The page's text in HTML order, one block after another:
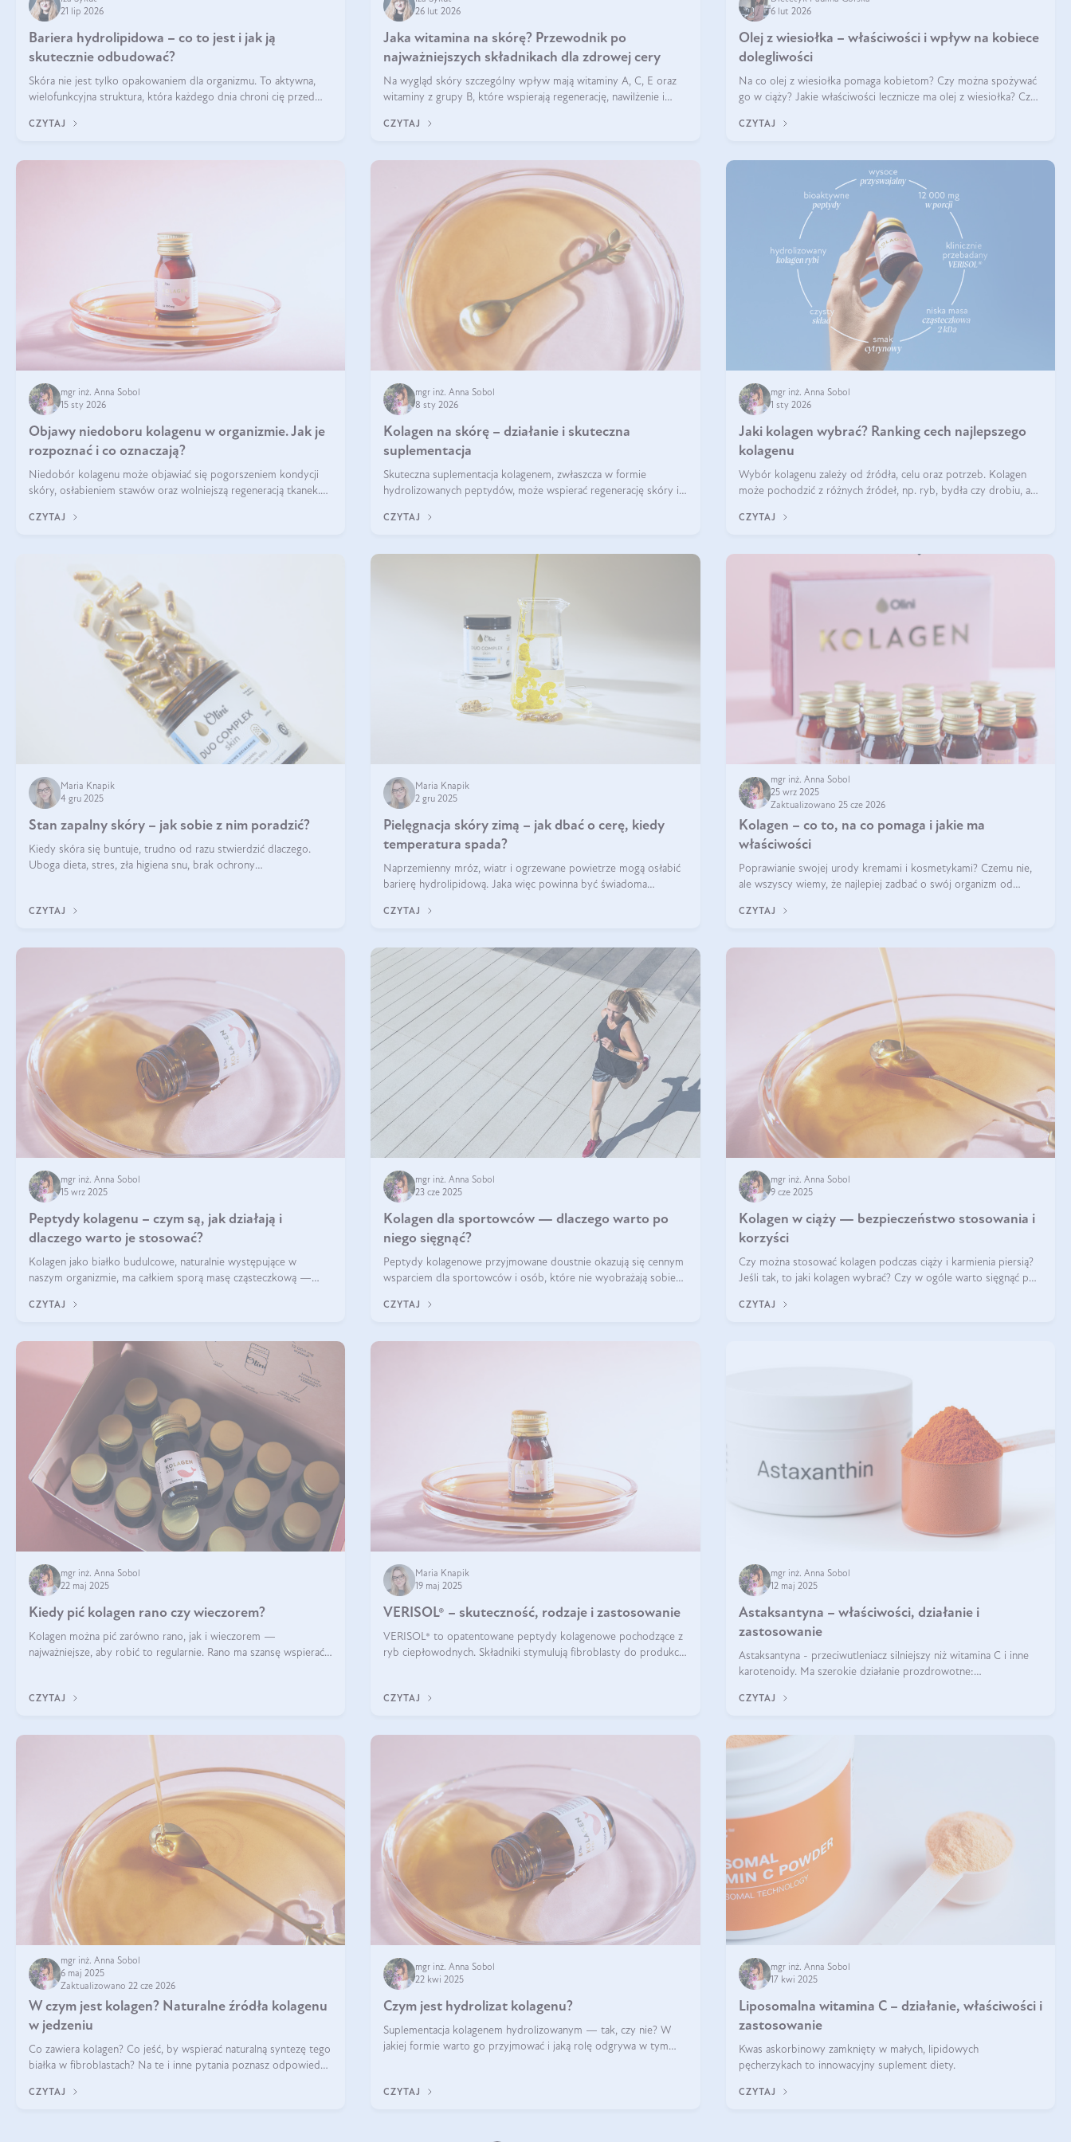
21 lip 2026
Bariera hydrolipidowa – co to jest i jak ją
skutecznie odbudować?
Skóra nie jest tylko opakowaniem dla organizmu. To aktywna,
wielofunkcyjna struktura, która każdego dnia chroni cię przed
środowiskowymi. Jednym z jej kluczowych elementów jest
CZYTAJ
26 lut 2026
Jaka witamina na skórę? Przewodnik po
najważniejszych składnikach dla zdrowej cery
Na wygląd skóry szczególny wpływ mają witaminy A, C, E oraz
witaminy z grupy B, które wspierają regenerację, nawilżenie i
CZYTAJ
6 lut 2026
Olej z wiesiołka – właściwości i wpływ na kobiece
dolegliwości
Na co olej z wiesiołka pomaga kobietom? Czy można spożywać
go w ciąży? Jakie właściwości lecznicze ma olej z wiesiołka? Czy
efekty? Jaka jes
CZYTAJ
mgr inż. Anna Sobol
15 sty 2026
Objawy niedoboru kolagenu w organizmie. Jak je
rozpoznać i co oznaczają?
Niedobór kolagenu może objawiać się pogorszeniem kondycji
skóry, osłabieniem stawów oraz wolniejszą regeneracją tkanek.
skóry, bóle stawów, łamliwość paznokci oraz osłabienie włosów.
CZYTAJ
mgr inż. Anna Sobol
8 sty 2026
Kolagen na skórę – działanie i skuteczna
suplementacja
Skuteczna suplementacja kolagenem, zwłaszcza w formie
hydrolizowanych peptydów, może wspierać regenerację skóry i
regularnością stosowania.
CZYTAJ
mgr inż. Anna Sobol
1 sty 2026
Jaki kolagen wybrać? Ranking cech najlepszego
kolagenu
Wybór kolagenu zależy od źródła, celu oraz potrzeb. Kolagen
może pochodzić z różnych źródeł, np. ryb, bydła czy drobiu, a
sprawdza się kolagen rybi, a dla wspierania stawów — kolagen
CZYTAJ
Maria Knapik
4 gru 2025
Stan zapalny skóry – jak sobie z nim poradzić?
Kiedy skóra się buntuje, trudno od razu stwierdzić dlaczego.
Uboga dieta, stres, zła higiena snu, brak ochrony
CZYTAJ
Maria Knapik
2 gru 2025
Pielęgnacja skóry zimą – jak dbać o cerę, kiedy
temperatura spada?
Naprzemienny mróz, wiatr i ogrzewane powietrze mogą osłabić
barierę hydrolipidową. Jaka więc powinna być świadoma
CZYTAJ
mgr inż. Anna Sobol
25 wrz 2025
Zaktualizowano 25 cze 2026
Kolagen – co to, na co pomaga i jakie ma
właściwości
Poprawianie swojej urody kremami i kosmetykami? Czemu nie,
ale wszyscy wiemy, że najlepiej zadbać o swój organizm od
zewnętrzny prezentował się zdrowo i atrakcyjnie. Stosowanie
CZYTAJ
mgr inż. Anna Sobol
15 wrz 2025
Peptydy kolagenu – czym są, jak działają i
dlaczego warto je stosować?
Kolagen jako białko budulcowe, naturalnie występujące w
naszym organizmie, ma całkiem sporą masę cząsteczkową —
formie, byłby trudno strawialny. Aby był lepiej przyswajalny i
CZYTAJ
mgr inż. Anna Sobol
23 cze 2025
Kolagen dla sportowców — dlaczego warto po
niego sięgnąć?
Peptydy kolagenowe przyjmowane doustnie okazują się cennym
wsparciem dla sportowców i osób, które nie wyobrażają sobie
CZYTAJ
mgr inż. Anna Sobol
9 cze 2025
Kolagen w ciąży — bezpieczeństwo stosowania i
korzyści
Czy można stosować kolagen podczas ciąży i karmienia piersią?
Jeśli tak, to jaki kolagen wybrać? Czy w ogóle warto sięgnąć po
CZYTAJ
mgr inż. Anna Sobol
22 maj 2025
Kiedy pić kolagen rano czy wieczorem?
Kolagen można pić zarówno rano, jak i wieczorem —
najważniejsze, aby robić to regularnie. Rano ma szansę wspierać
CZYTAJ
Maria Knapik
19 maj 2025
VERISOL® – skuteczność, rodzaje i zastosowanie
VERISOL® to opatentowane peptydy kolagenowe pochodzące z
ryb ciepłowodnych. Składniki stymulują fibroblasty do produkcji
komórek skóry.
CZYTAJ
mgr inż. Anna Sobol
12 maj 2025
Astaksantyna – właściwości, działanie i
zastosowanie
Astaksantyna - przeciwutleniacz silniejszy niż witamina C i inne
karotenoidy. Ma szerokie działanie prozdrowotne:
CZYTAJ
mgr inż. Anna Sobol
6 maj 2025
Zaktualizowano 22 cze 2026
W czym jest kolagen? Naturalne źródła kolagenu
w jedzeniu
Co zawiera kolagen? Co jeść, by wspierać naturalną syntezę tego
białka w fibroblastach? Na te i inne pytania poznasz odpowiedź
CZYTAJ
mgr inż. Anna Sobol
22 kwi 2025
Czym jest hydrolizat kolagenu?
Suplementacja kolagenem hydrolizowanym — tak, czy nie? W
jakiej formie warto go przyjmować i jaką rolę odgrywa w tym
CZYTAJ
mgr inż. Anna Sobol
17 kwi 2025
Liposomalna witamina C – działanie, właściwości i
zastosowanie
Kwas askorbinowy zamknięty w małych, lipidowych
pęcherzykach to innowacyjny suplement diety.
CZYTAJ